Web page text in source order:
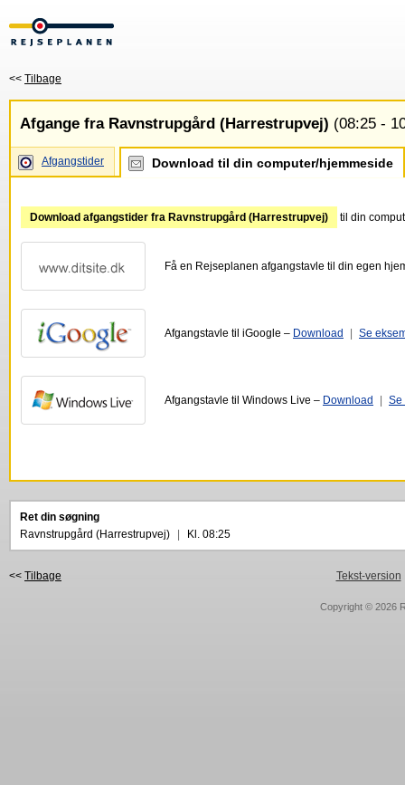
<< Tilbage
Afgange fra Ravnstrupgård (Harrestrupvej) (08:25 -
Afgangstider Download til din computer/hjemmeside
Download afgangstider fra Ravnstrupgård (Harrestrupvej) til din
Få en Rejseplanen afgangstavle til din egen
Afgangstavle til iGoogle – Download Se
Afgangstavle til Windows Live – Download Se
Ret din søgning
Ravnstrupgård (Harrestrupvej)
Kl. 08:25
<< Tilbage Tekst-version
Copyright © 2026